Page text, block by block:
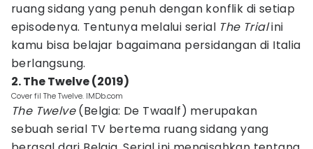
ruang sidang yang penuh dengan konflik di setiap
episodenya. Tentunya melalui serial The Trialini
kamu bisa belajar bagaimana persidangan di Italia
berlangsung.
2. The Twelve (2019)
Cover fil The Twelve. IMDb.com
The Twelve(Belgia: De Twaalf) merupakan
sebuah serial TV bertema ruang sidang yang